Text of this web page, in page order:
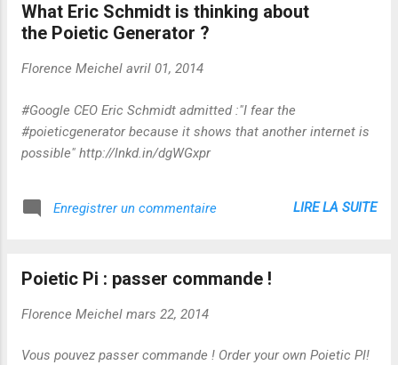
What Eric Schmidt is thinking about
the Poietic Generator ?
Florence Meichel avril 01, 2014
#Google CEO Eric Schmidt admitted :"I fear the
#poieticgenerator because it shows that another internet is
possible" http://lnkd.in/dgWGxpr
Enregistrer un commentaire LIRE LA SUITE
Poietic Pi : passer commande !
Florence Meichel mars 22, 2014
Vous pouvez passer commande ! Order your own Poietic PI!